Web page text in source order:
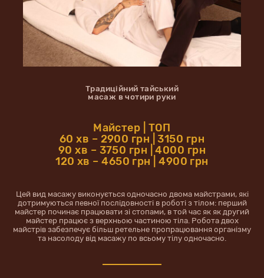
Традиційний тайський
масаж в чотири руки
Майстер | ТОП
60 хв – 2900 грн | 3150 грн
90 хв – 3750 грн | 4000 грн
120 хв – 4650 грн | 4900 грн
Цей вид масажу виконується одночасно двома майстрами, які
дотримуються певної послідовності в роботі з тілом: перший
майстер починає працювати зі стопами, в той час як як другий
майстер працює з верхньою частиною тіла. Робота двох
майстрів забезпечує більш ретельне пропрацювання організму
та насолоду від масажу по всьому тілу одночасно.